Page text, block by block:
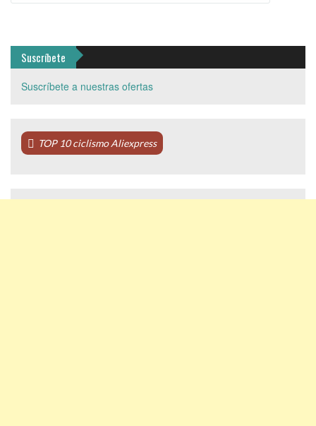
Suscríbete
Suscríbete a nuestras ofertas
TOP 10 ciclismo Aliexpress